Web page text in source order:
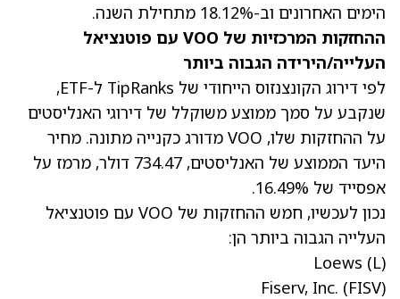
הימים האחרונים וב-18.12% מתחילת השנה.
ההחזקות המרכזיות של VOO עם פוטנציאל
העלייה/הירידה הגבוה ביותר
לפי דירוג הקונצנזוס הייחודי של TipRanks ל-ETF,
שנקבע על סמך ממוצע משוקלל של דירוגי האנליסטים
על ההחזקות שלו, VOO מדורג כקנייה מתונה. מחיר
היעד הממוצע של האנליסטים, 734.47 דולר, מרמז על
אפסייד של 16.49%.
נכון לעכשיו, חמש ההחזקות של VOO עם פוטנציאל
העלייה הגבוה ביותר הן:
Loews (L)
Fiserv, Inc. (FISV)